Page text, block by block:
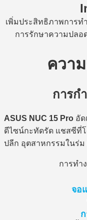
เพิ่มประสิทธิภาพการท
การรักษาความปลอ
ควา
การก
ASUS NUC 15 Pro อั
ดีไซน์กะทัดรัด แชสซีที่โ
ปลีก อุตสาหกรรมในร่ม
การทํา
จอ